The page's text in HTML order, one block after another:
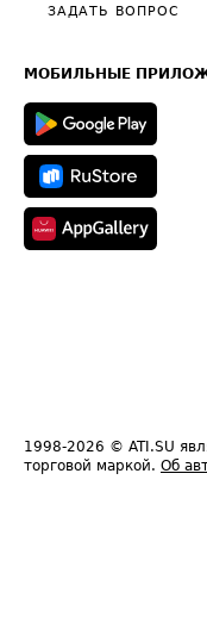
Общие положения
Техническая информация
ЗАДАТЬ ВОПРОС
МОБИЛЬНЫЕ
1998-2026 © ATI.SU
торговой маркой. Об